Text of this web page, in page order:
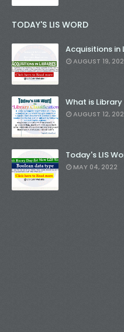
TODAY'S LIS WORD
Acquisitions in
AUGUST 19,
What is
AUGUST 12,
Today's LIS
MAY 04, 2022